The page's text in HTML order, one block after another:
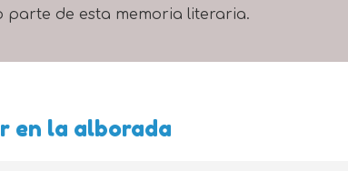
parte de esta memoria literaria.
en la alborada